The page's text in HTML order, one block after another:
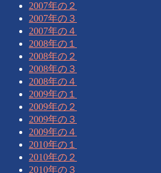
2007年の２
2007年の３
2007年の４
2008年の１
2008年の２
2008年の３
2008年の４
2009年の１
2009年の２
2009年の３
2009年の４
2010年の１
2010年の２
2010年の３